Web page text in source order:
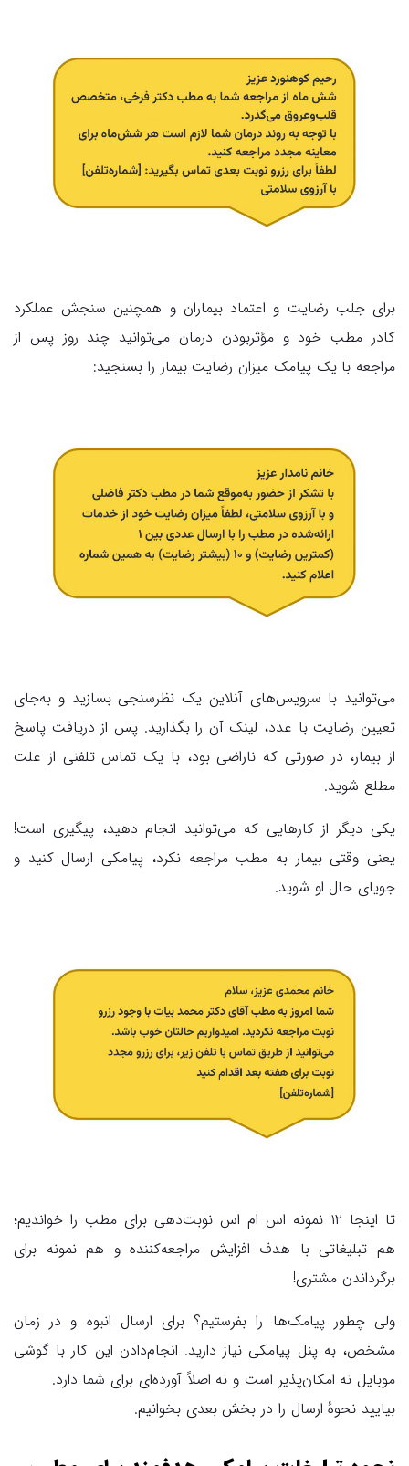
برای جلب رضایت و اعتماد بیماران و همچنین سنجش عملکرد
کادر مطب خود و مؤثربودن درمان می‌توانید چند روز پس از
مراجعه با یک پیامک میزان رضایت بیمار را بسنجید:
می‌توانید با سرویس‌های آنلاین یک نظرسنجی بسازید و به‌جای
تعیین رضایت با عدد، لینک آن را بگذارید. پس از دریافت پاسخ
از بیمار، در صورتی که ناراضی بود، با یک تماس تلفنی از علت
مطلع شوید.
یکی دیگر از کارهایی که می‌توانید انجام دهید، پیگیری است!
یعنی وقتی بیمار به مطب مراجعه نکرد، پیامکی ارسال کنید و
جویای حال او شوید.
تا اینجا ۱۲ نمونه اس ام اس نوبت‌دهی برای مطب را خواندیم؛
هم تبلیغاتی با هدف افزایش مراجعه‌کننده و هم نمونه برای
برگرداندن مشتری!
ولی چطور پیامک‌ها را بفرستیم؟ برای ارسال انبوه و در زمان
مشخص، به پنل پیامکی نیاز دارید. انجام‌دادن این کار با گوشی
موبایل نه امکان‌پذیر است و نه اصلاً آورده‌ای برای شما دارد.
بیایید نحوهٔ ارسال را در بخش بعدی بخوانیم.